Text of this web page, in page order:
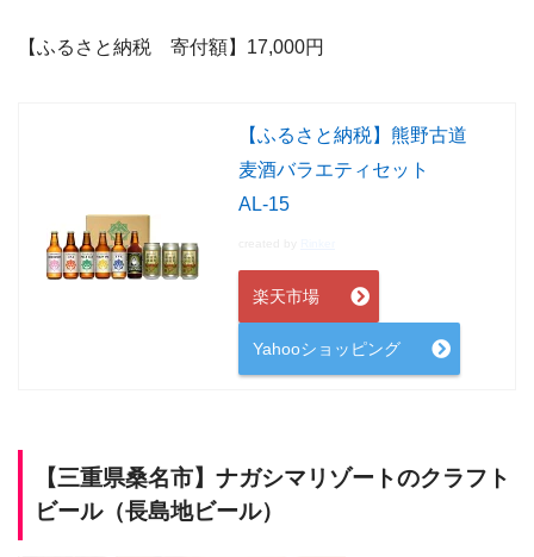
【ふるさと納税 寄付額】17,000円
【ふるさと納税】熊野古道
麦酒バラエティセット
AL-15
楽天市場
Yahooショッピング
【三重県桑名市】 ナガシマリゾートのクラフト
ビール（長島地ビール）